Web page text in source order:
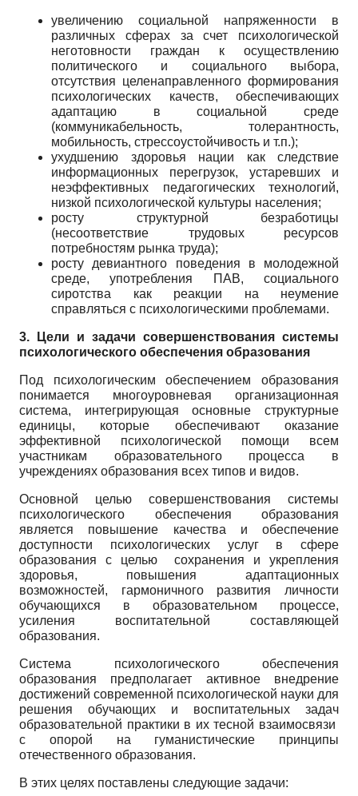
увеличению социальной напряженности в
различных сферах за счет психологической
неготовности граждан к осуществлению
политического и социального выбора,
отсутствия целенаправленного формирования
психологических качеств, обеспечивающих
адаптацию в социальной среде
(коммуникабельность, толерантность,
мобильность, стрессоустойчивость и т.п.);
ухудшению здоровья нации как следствие
информационных перегрузок, устаревших и
неэффективных педагогических технологий,
низкой психологической культуры населения;
росту структурной безработицы
(несоответствие трудовых ресурсов
потребностям рынка труда);
росту девиантного поведения в молодежной
среде, употребления ПАВ, социального
сиротства как реакции на неумение
справляться с психологическими проблемами.
3. Цели и задачи совершенствования системы
психологического обеспечения образования
Под психологическим обеспечением образования
понимается многоуровневая организационная
система, интегрирующая основные структурные
единицы, которые обеспечивают оказание
эффективной психологической помощи всем
участникам образовательного процесса в
учреждениях образования всех типов и видов.
Основной целью совершенствования системы
психологического обеспечения образования
является повышение качества и обеспечение
доступности психологических услуг в сфере
образования с целью сохранения и укрепления
здоровья, повышения адаптационных
возможностей, гармоничного развития личности
обучающихся в образовательном процессе,
усиления воспитательной составляющей
образования.
Система психологического обеспечения
образования предполагает активное внедрение
достижений современной психологической науки для
решения обучающих и воспитательных задач
образовательной практики в их тесной взаимосвязи
с опорой на гуманистические принципы
отечественного образования.
В этих целях поставлены следующие задачи: